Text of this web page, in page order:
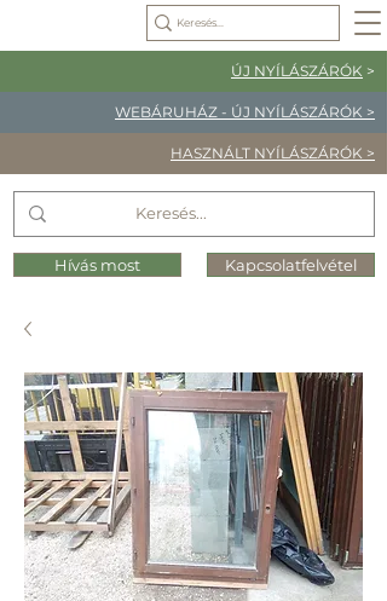
ÚJ NYÍLÁSZÁRÓK >
WEBÁRUHÁZ - ÚJ NYÍLÁSZÁRÓK >
HASZNÁLT NYÍLÁSZÁRÓK >
Hívás most Kapcsolatfelvétel